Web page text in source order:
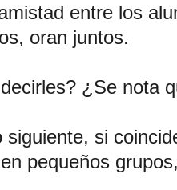
entre los
oran juntos.
¿Se nota
siguiente, si
pequeños